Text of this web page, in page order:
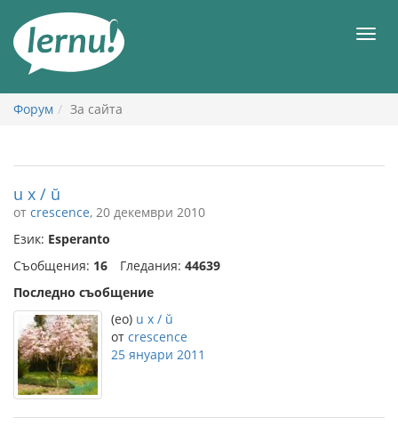
съдържанието
Форум За сайта
u x / ŭ
от crescence, 20 декември 2010
Език: Esperanto
Съобщения: 16 Гледания: 44639
Последно съобщение
(eo) u x / ŭ
от crescence
25 януари 2011